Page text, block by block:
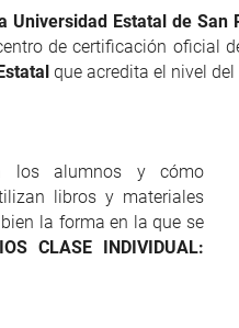
Universidad Estatal de San
de certificación oficial
que acredita el nivel
los alumnos y cómo
libros y materiales
la forma en la que se
CLASE INDIVIDUAL: